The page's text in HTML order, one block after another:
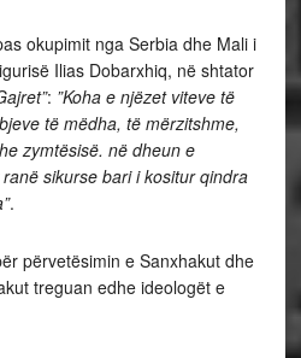
okupimit nga Serbia dhe Mali i
Ilias Dobarxhiq, në shtator
: ”Koha e njëzet viteve të
të mëdha, të mërzitshme,
zymtësisë. në dheun e
sikurse bari i kositur qindra
.
përvetësimin e Sanxhakut dhe
treguan edhe ideologët e